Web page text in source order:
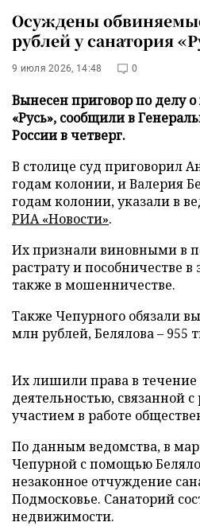
Осуждены
рублей у санатория
9 июля 2026, 14:48 0
Вынесен приговор по делу
«Русь», сообщили в
России в четверг.
В столице суд приговорил
годам колонии, и Валерия
годам колонии, указали в
РИА «Новости».
Их признали виновными в
растрату и пособничестве
также в мошенничестве.
Также Чепурного обязали
млн рублей, Белялова – 955
Их лишили права в течение
деятельностью, связанной
участием в работе
По данным ведомства, в
Чепурной с помощью
незаконное отчуждение
Подмосковье. Санаторий
недвижимости.